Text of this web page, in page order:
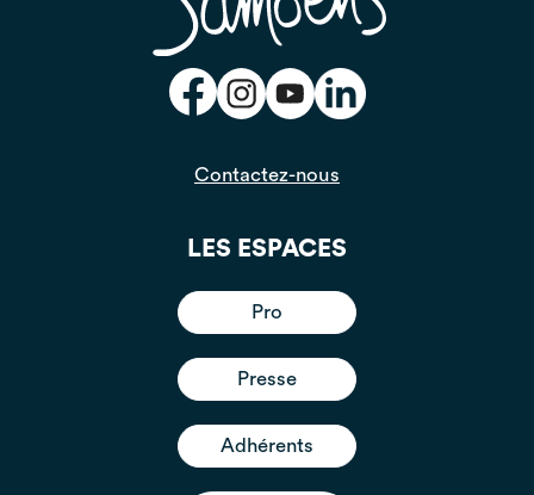
Contactez-nous
LES ESPACES
Pro
Presse
Adhérents